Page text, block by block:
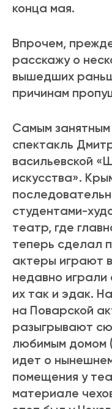
конца мая.
Впрочем,
расскажу о
вышедших
причинам
Самым занятным
спектакль
васильевской
искусства».
студентами-
театр, где
теперь сделал
актеры играют
недавно
их так и эдак.
на Поварской
разыгрывают
любимым домом
идет о
помещения у
материале